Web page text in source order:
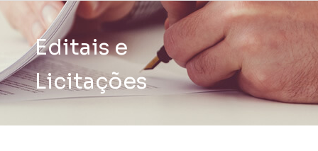
Editais e
Licitações